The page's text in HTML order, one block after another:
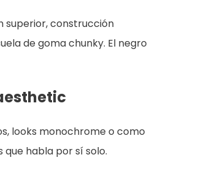
superior, construcción
de goma chunky. El negro
looks monochrome o como
habla por sí solo.